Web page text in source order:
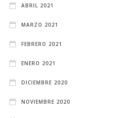
ABRIL 2021
MARZO 2021
FEBRERO 2021
ENERO 2021
DICIEMBRE 2020
NOVIEMBRE 2020